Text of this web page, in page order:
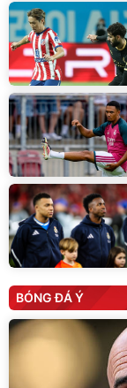
BÓNG ĐÁ Ý